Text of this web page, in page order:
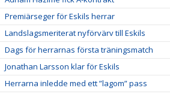
Premiärseger för Eskils herrar
Landslagsmeriterat nyförvärv till Eskils
Dags för herrarnas första träningsmatch
Jonathan Larsson klar för Eskils
Herrarna inledde med ett ”lagom” pass